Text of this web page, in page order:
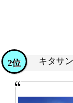
キタサ
2位